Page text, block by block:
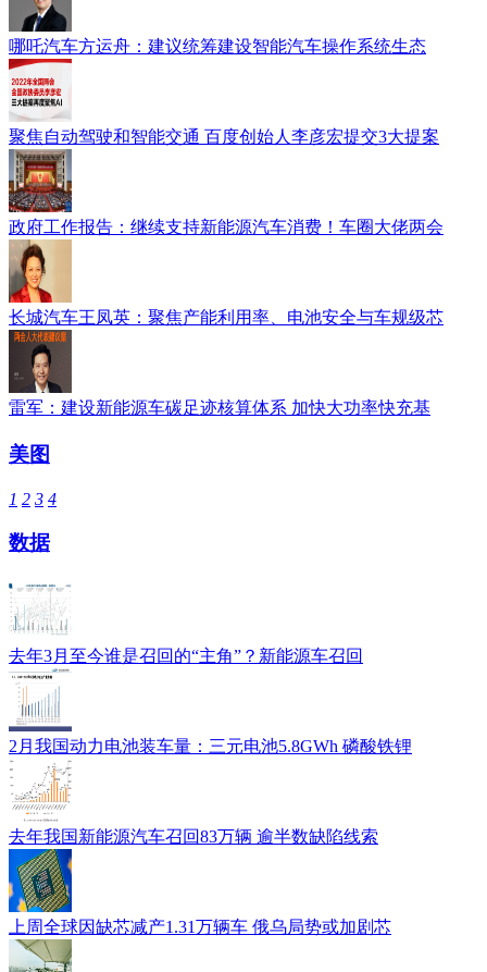
哪吒汽车方运舟：建议统筹建设智能汽车操作系统生态
聚焦自动驾驶和智能交通 百度创始人李彦宏提交3大提案
政府工作报告：继续支持新能源汽车消费！车圈大佬两会
长城汽车王凤英：聚焦产能利用率、电池安全与车规级芯
雷军：建设新能源车碳足迹核算体系 加快大功率快充基
美图
1 2 3 4
数据
去年3月至今谁是召回的“主角”？新能源车召回
2月我国动力电池装车量：三元电池5.8GWh 磷酸铁锂
去年我国新能源汽车召回83万辆 逾半数缺陷线索
上周全球因缺芯减产1.31万辆车 俄乌局势或加剧芯